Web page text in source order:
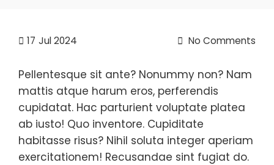
17 Jul 2024 No Comments
Pellentesque sit ante? Nonummy non? Nam
mattis atque harum eros, perferendis
cupidatat. Hac parturient voluptate platea
ab iusto! Quo inventore. Cupiditate
habitasse risus? Nihil soluta integer aperiam
exercitationem! Recusandae sint fugiat do.